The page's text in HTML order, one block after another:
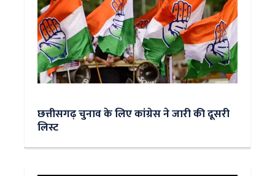
छत्तीसगढ़ चुनाव के लिए कांग्रेस ने जारी की दूसरी
लिस्ट